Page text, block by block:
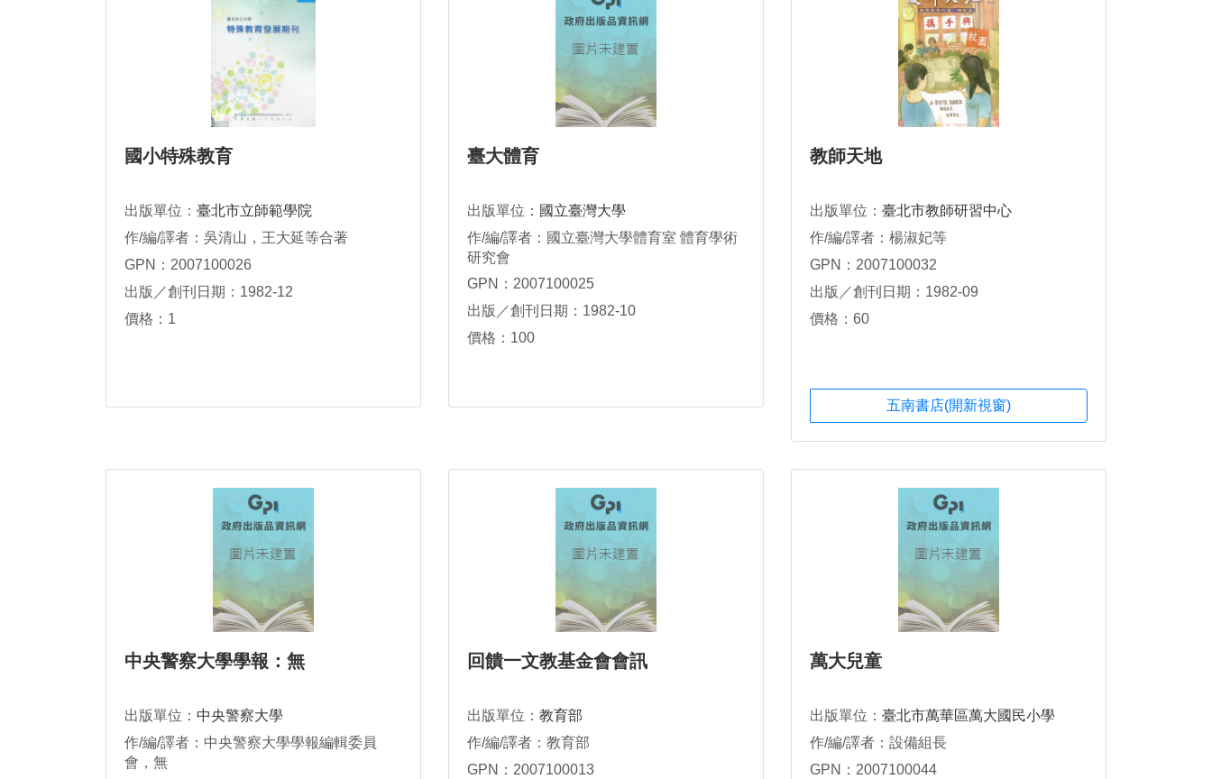
國小特殊教育
出版單位： 臺北市立師範學院
作/編/譯者：吳清山，王大延等合著
GPN：2007100026
出版／創刊日期：1982-12
價格：1
臺大體育
出版單位： 國立臺灣大學
作/編/譯者：國立臺灣大學體育室 體育學術
研究會
GPN：2007100025
出版／創刊日期：1982-10
價格：100
教師天地
出版單位： 臺北市教師研習中心
作/編/譯者：楊淑妃等
GPN：2007100032
出版／創刊日期：1982-09
價格：60
五南書店(開新視窗)
中央警察大學學報：無
出版單位： 中央警察大學
作/編/譯者：中央警察大學學報編輯委員
會，無
回饋一文教基金會會訊
出版單位： 教育部
作/編/譯者：教育部
GPN：2007100013
萬大兒童
出版單位： 臺北市萬華區萬大國民小學
作/編/譯者：設備組長
GPN：2007100044